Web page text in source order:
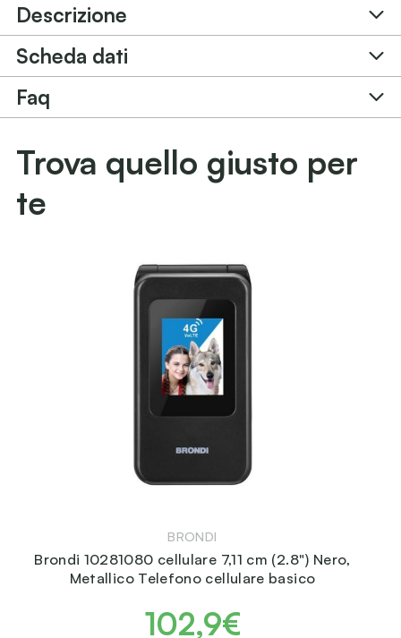
Descrizione
Trova quello giusto per
te
BRONDI
Brondi 10281080 cellulare 7,11 cm (2.8") Nero,
Metallico Telefono cellulare basico
102,9€
Scheda dati
Faq